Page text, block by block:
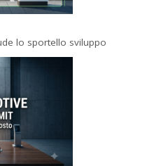
lo sportello sviluppo